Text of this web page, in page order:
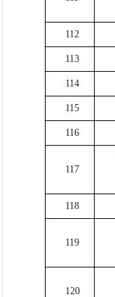
112
113
114
115
116
117
118
119
120